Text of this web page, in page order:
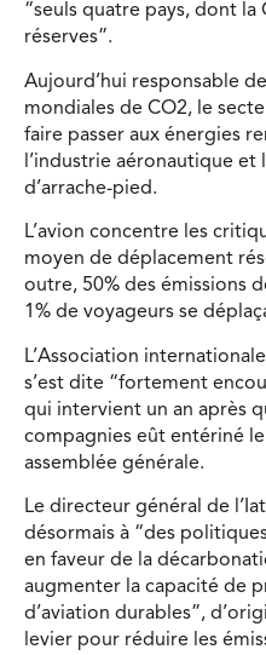
“seuls quatre pays, dont la
réserves”.
Aujourd’hui responsable
mondiales de CO2, le
faire passer aux énergies
l’industrie aéronautique
d’arrache-pied.
L’avion concentre les
moyen de déplacement
outre, 50% des émissions
1% de voyageurs se
L’Association
s’est dite “fortement
qui intervient un an après
compagnies eût entériné
assemblée générale.
Le directeur général de
désormais à “des
en faveur de la
augmenter la capacité de
d’aviation durables”,
levier pour réduire les